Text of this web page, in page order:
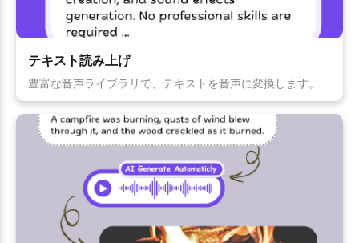
テキスト読み上げ
豊富な音声ライブラリで、テキストを音声に変換します。